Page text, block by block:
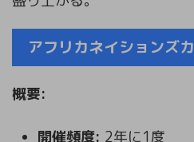
アフリカネイションズ
概要:
開催頻度: 2年に1度